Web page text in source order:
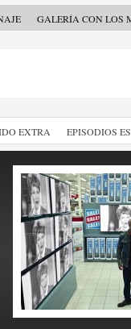
GALERÍA CON LOS
EXTRA EPISODIOS